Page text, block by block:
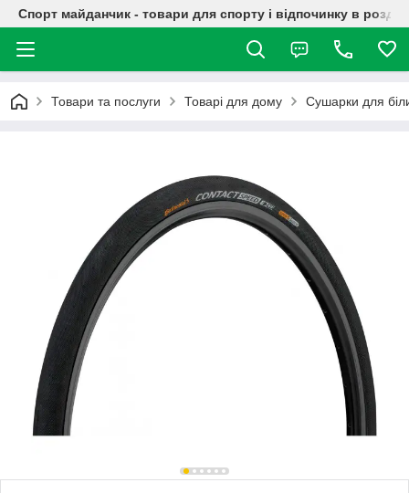
Спорт майданчик - товари для спорту і відпочинку в
Товари та послуги Товарі для дому Сушарки для